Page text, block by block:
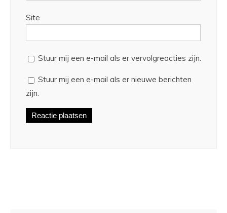
Site
Stuur mij een e-mail als er vervolgreacties zijn.
Stuur mij een e-mail als er nieuwe berichten
zijn.